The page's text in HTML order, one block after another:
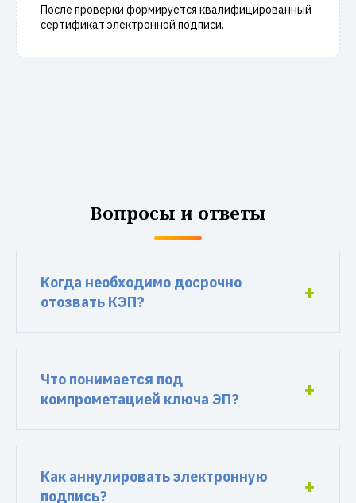
После проверки формируется квалифицированный
сертификат электронной подписи.
Вопросы и ответы
Когда необходимо досрочно
отозвать КЭП?
Что понимается под
компрометацией ключа ЭП?
Как аннулировать электронную
подпись?